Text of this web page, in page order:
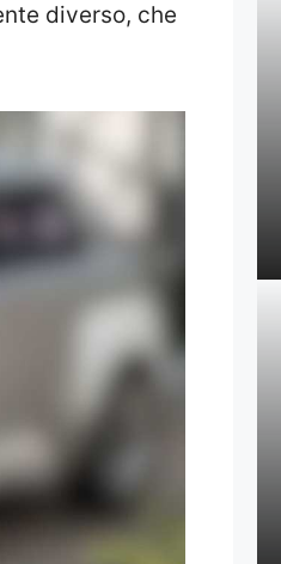
diverso, che